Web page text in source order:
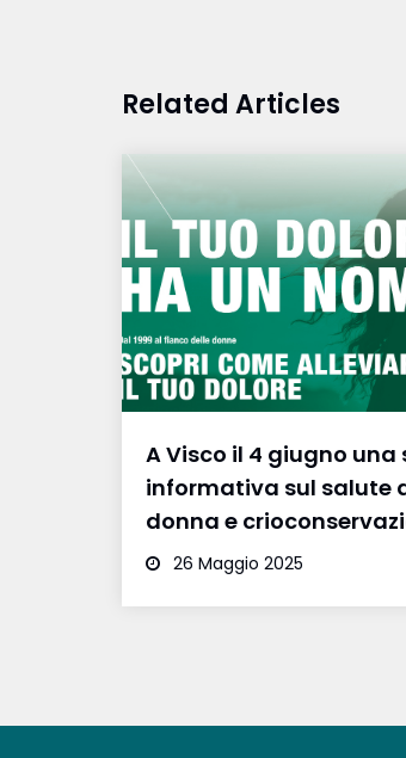
Related Articles
A Visco il 4 giugno una
informativa sul salute
donna e
26 Maggio 2025